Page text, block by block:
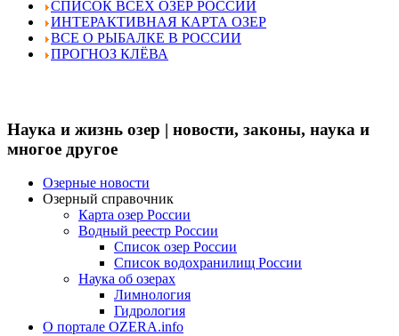
СПИСОК ВСЕХ ОЗЕР РОССИИ
ИНТЕРАКТИВНАЯ КАРТА ОЗЕР
ВСЕ О РЫБАЛКЕ В РОССИИ
ПРОГНОЗ КЛЁВА
Наука и жизнь озер | новости, законы, наука и
многое другое
Озерные новости
Озерный справочник
Карта озер России
Водный реестр России
Список озер России
Список водохранилищ России
Наука об озерах
Лимнология
Гидрология
О портале OZERA.info